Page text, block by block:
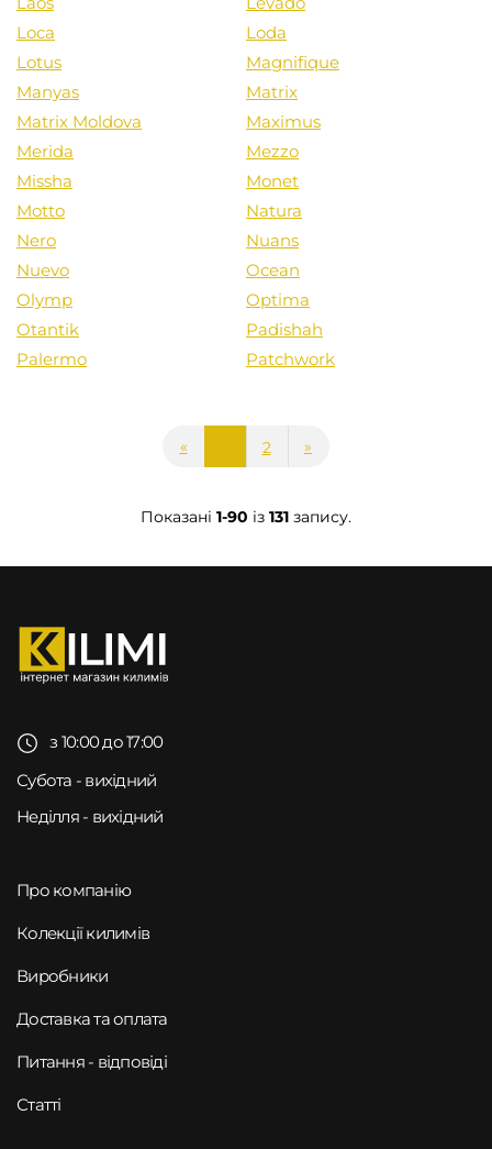
Loca
Loda
Lotus
Magnifique
Manyas
Matrix
Matrix Moldova
Maximus
Merida
Mezzo
Missha
Monet
Motto
Natura
Nero
Nuans
Nuevo
Ocean
Olymp
Optima
Otantik
Padishah
Palermo
Patchwork
« 2 »
Показані 1-90 із 131 запису.
з 10:00 до 17:00
Субота - вихідний
Неділля - вихідний
Про компанію
Колекції килимів
Виробники
Доставка та оплата
Питання - відповіді
Статті